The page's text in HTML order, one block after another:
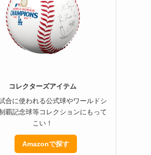
コレクターズアイテム
合に使われる公式球やワールドシ
覇記念球等コレクションにもって
こい！
Amazonで探す